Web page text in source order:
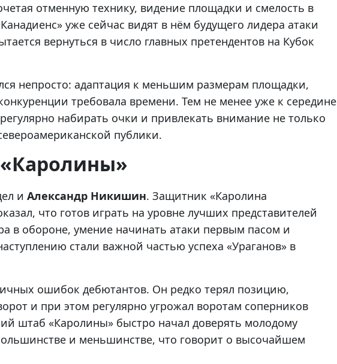
отменную технику, видение площадки и смелость в
уже сейчас видят в нём будущего лидера атаки
вернуться в число главных претендентов на Кубок
непросто: адаптация к меньшим размерам площадки,
требовала времени. Тем не менее уже к середине
набирать очки и привлекать внимание не только
публики.
и Александр Никишин. Защитник «Каролина
что готов играть на уровне лучших представителей
в обороне, умение начинать атаки первым пасом и
стали важной частью успеха «Ураганов» в
ошибок дебютантов. Он редко терял позицию,
и при этом регулярно угрожал воротам соперников
штаб «Каролины» быстро начал доверять молодому
и меньшинстве, что говорит о высочайшем